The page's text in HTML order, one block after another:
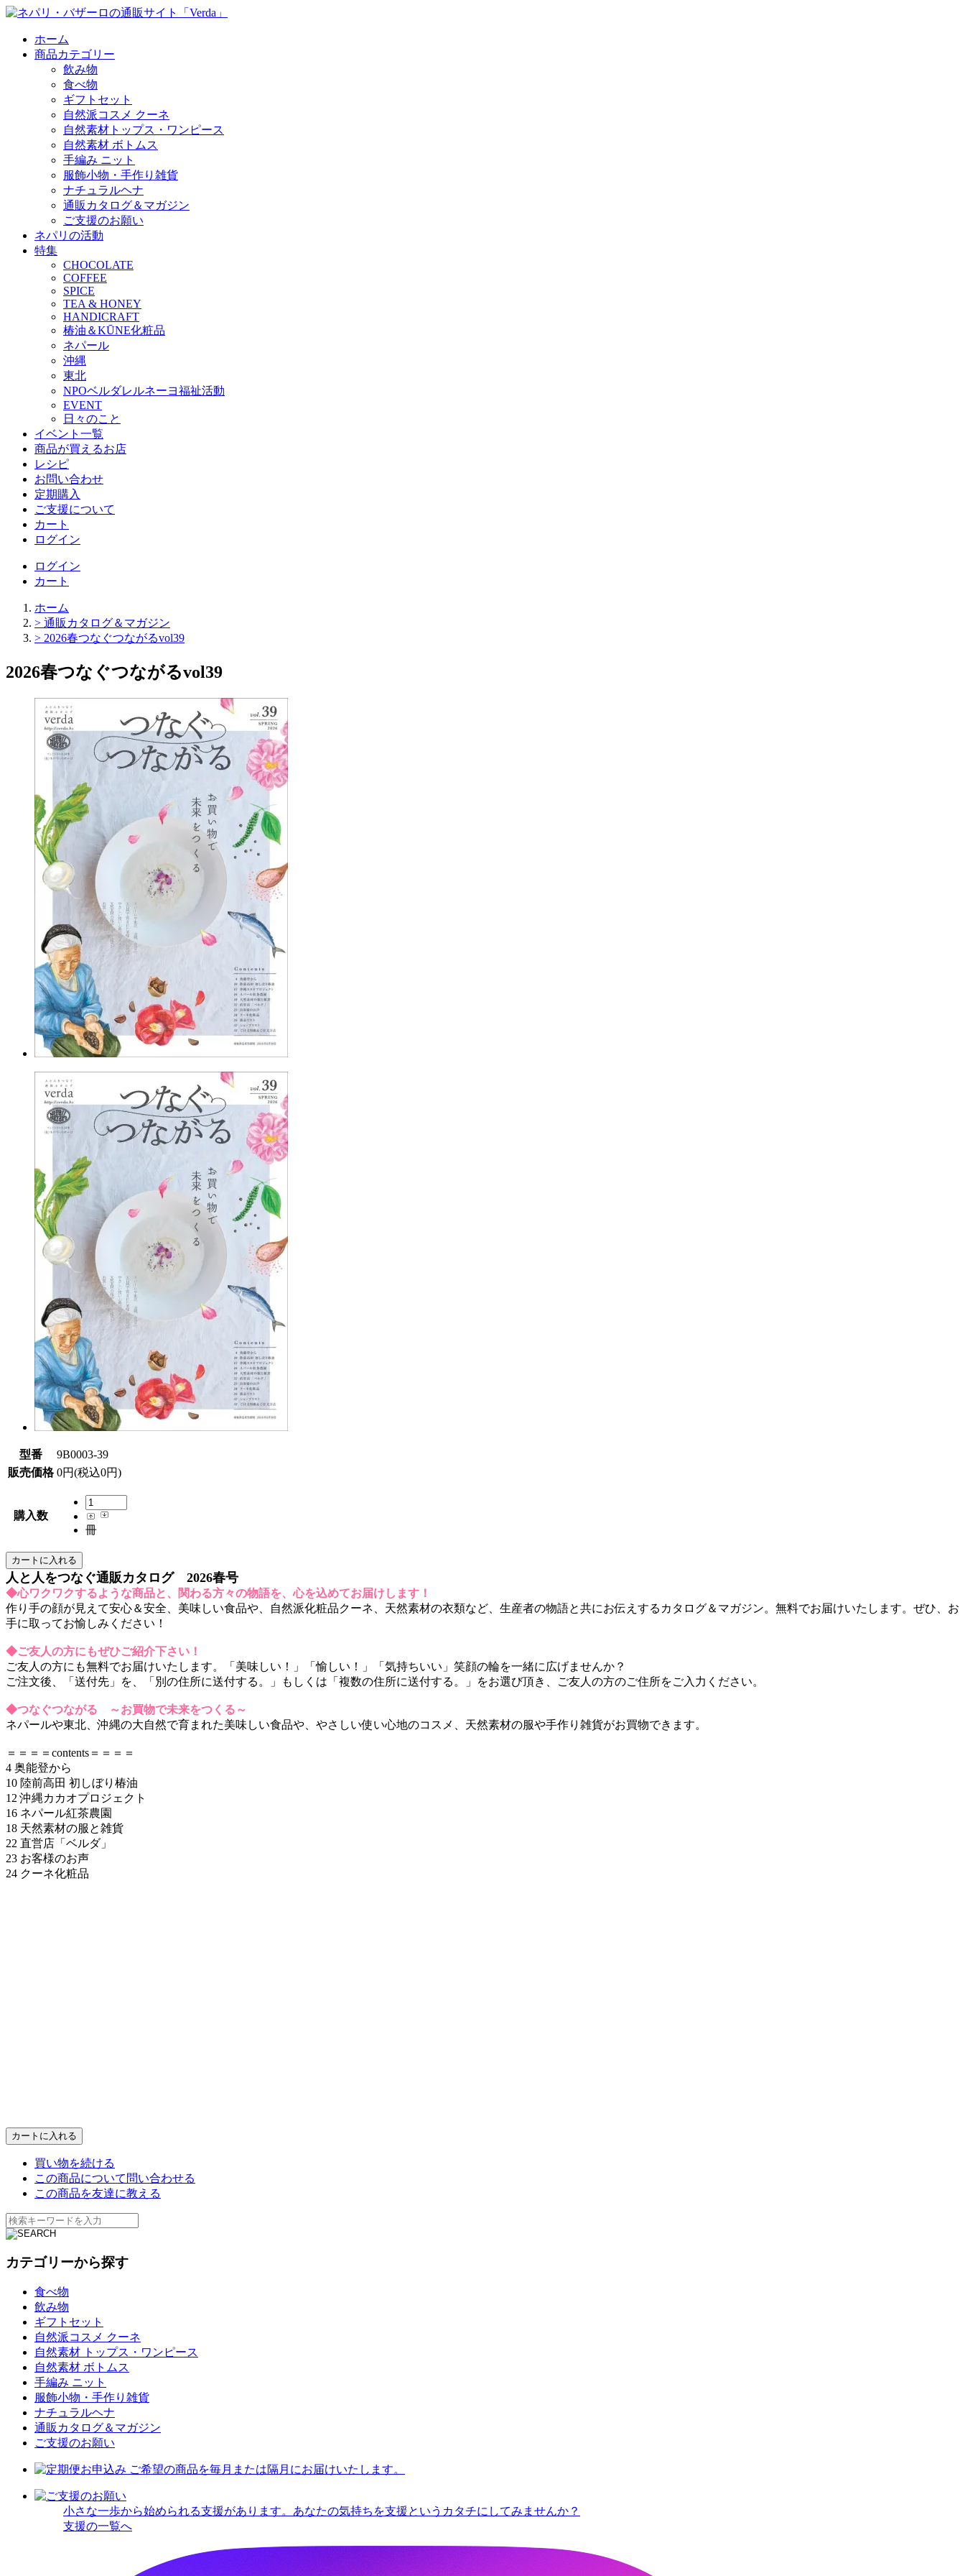
ホーム
商品カテゴリー
飲み物
食べ物
ギフトセット
自然派コスメ クーネ
自然素材トップス・ワンピース
自然素材 ボトムス
手編み ニット
服飾小物・手作り雑貨
ナチュラルヘナ
通販カタログ＆マガジン
ご支援のお願い
ネパリの活動
特集
CHOCOLATE
COFFEE
SPICE
TEA & HONEY
HANDICRAFT
椿油＆KŪNE化粧品
ネパール
沖縄
東北
NPOベルダレルネーヨ福祉活動
EVENT
日々のこと
イベント一覧
商品が買えるお店
レシピ
お問い合わせ
定期購入
ご支援について
カート
ログイン
ログイン
カート
ホーム
> 通販カタログ＆マガジン
> 2026春つなぐつながるvol39
2026春つなぐつながるvol39
型番
9B0003-39
販売価格 0円(税込0円)
購入数
冊
人と人をつなぐ通販カタログ 2026春号
◆心ワクワクするような商品と、関わる方々の物語を、心を込めてお届けします！
作り手の顔が見えて安心＆安全、美味しい食品や、自然派化粧品クーネ、天然素材の衣類など、生産者の物語と共にお伝えするカタログ＆マガジン。無料でお届けいたします。ぜひ、お
手に取ってお愉しみください！
◆ご友人の方にもぜひご紹介下さい！
ご友人の方にも無料でお届けいたします。「美味しい！」「愉しい！」「気持ちいい」笑顔の輪を一緒に広げませんか？
ご注文後、「送付先」を、「別の住所に送付する。」もしくは「複数の住所に送付する。」をお選び頂き、ご友人の方のご住所をご入力ください。
◆つなぐつながる ～お買物で未来をつくる～
ネパールや東北、沖縄の大自然で育まれた美味しい食品や、やさしい使い心地のコスメ、天然素材の服や手作り雑貨がお買物できます。
＝＝＝＝contents＝＝＝＝
4 奥能登から
10 陸前高田 初しぼり椿油
12 沖縄カカオプロジェクト
16 ネパール紅茶農園
18 天然素材の服と雑貨
22 直営店「ベルダ」
23 お客様のお声
24 クーネ化粧品
買い物を続ける
この商品について問い合わせる
この商品を友達に教える
カテゴリーから探す
食べ物
飲み物
ギフトセット
自然派コスメ クーネ
自然素材 トップス・ワンピース
自然素材 ボトムス
手編み ニット
服飾小物・手作り雑貨
ナチュラルヘナ
通販カタログ＆マガジン
ご支援のお願い
小さな一歩から始められる支援があります。あなたの気持ちを支援というカタチにしてみませんか？
支援の一覧へ